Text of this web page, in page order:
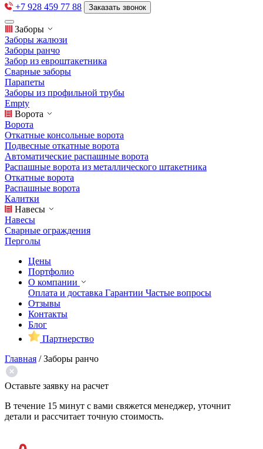
+7 928 459 77 88 Заказать звонок
Заборы
Заборы жалюзи
Заборы ранчо
Забор из евроштакетника
Сварные заборы
Парапеты
Заборы из профильной трубы
Empty
Ворота
Ворота
Откатные консольные ворота
Подвесные откатные ворота
Автоматические распашные ворота
Распашные ворота из металлического штакетника
Откатные ворота
Распашные ворота
Калитки
Навесы
Навесы
Сварные ограждения
Перголы
Цены
Портфолио
О компании
Оплата и доставка Гарантии Частые вопросы
Отзывы
Контакты
Блог
Партнерство
Главная /Заборы ранчо
Оставьте заявку на расчет
В течение 15 минут с вами свяжется менеджер, уточнит
детали и рассчитает точную стоимость.